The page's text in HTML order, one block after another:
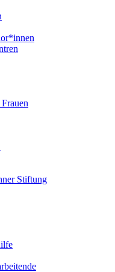
Stiftung